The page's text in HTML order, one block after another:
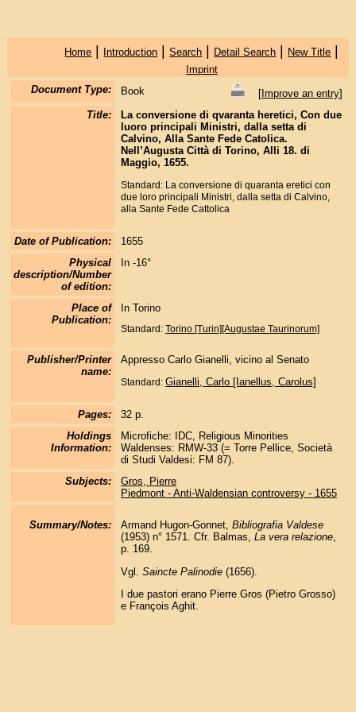
Home | Introduction |Search | Detail Search | New Title |
Imprint
Document Type:
Book [Improve an entry]
Title:
La conversione di qvaranta heretici, Con due
luoro principali Ministri, dalla setta di
Calvino, Alla Sante Fede Catolica.
Nell’Augusta Città di Torino, Alli 18. di
Maggio, 1655.
Standard: La conversione di quaranta eretici con
due loro principali Ministri, dalla setta di Calvino,
alla Sante Fede Cattolica
Date of Publication:
1655
Physical
description/Number
of edition:
In -16°
Place of
Publication:
In Torino
Standard: Torino [Turin][Augustae Taurinorum]
Publisher/Printer
name:
Appresso Carlo Gianelli, vicino al Senato
Standard: Gianelli, Carlo [Ianellus, Carolus]
Pages:
32 p.
Holdings
Information:
Microfiche: IDC, Religious Minorities
Waldenses: RMW-33 (= Torre Pellice, Società
di Studi Valdesi: FM 87).
Subjects:
Gros, Pierre
Piedmont - Anti-Waldensian controversy - 1655
Summary/Notes: Armand Hugon-Gonnet, Bibliografia Valdese
(1953) n° 1571. Cfr. Balmas, La vera relazione,
p. 169.
Vgl. Saincte Palinodie(1656).
I due pastori erano Pierre Gros (Pietro Grosso)
e François Aghit.